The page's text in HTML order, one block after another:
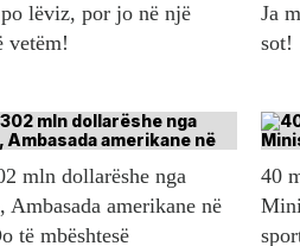
lëviz, por jo në një
vetëm!
Ja
sot!
mln dollarëshe nga
Ambasada amerikane në
të mbështesë
40